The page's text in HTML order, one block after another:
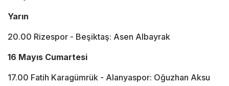
Yarın
20.00 Rizespor - Beşiktaş: Asen Albayrak
16 Mayıs Cumartesi
17.00 Fatih Karagümrük - Alanyaspor: Oğuzhan Aksu